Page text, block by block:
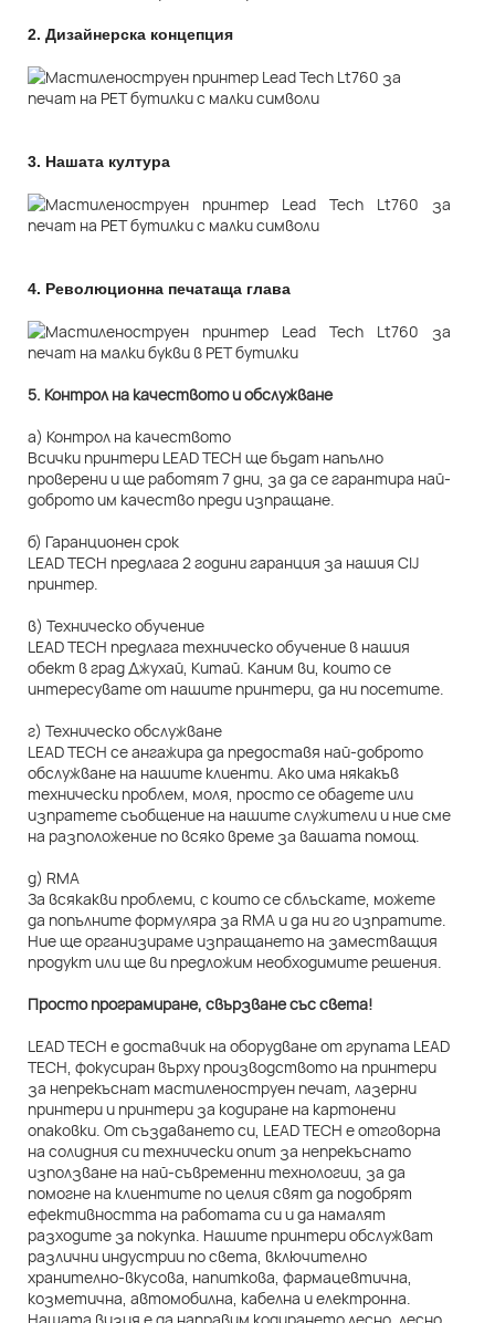
2. Дизайнерска концепция
3. Нашата култура
4. Революционна печатаща глава
5. Контрол на качеството и обслужване
а) Контрол на качеството
Всички принтери LEAD TECH ще бъдат напълно
проверени и ще работят 7 дни, за да се гарантира най-
доброто им качество преди изпращане.
б) Гаранционен срок
LEAD TECH предлага 2 години гаранция за нашия CIJ
принтер.
в) Техническо обучение
LEAD TECH предлага техническо обучение в нашия
обект в град Джухай, Китай. Каним ви, които се
интересувате от нашите принтери, да ни посетите.
г) Техническо обслужване
LEAD TECH се ангажира да предоставя най-доброто
обслужване на нашите клиенти. Ако има някакъв
технически проблем, моля, просто се обадете или
изпратете съобщение на нашите служители и ние сме
на разположение по всяко време за вашата помощ.
д) RMA
За всякакви проблеми, с които се сблъскате, можете
да попълните формуляра за RMA и да ни го изпратите.
Ние ще организираме изпращането на заместващия
продукт или ще ви предложим необходимите решения.
Просто програмиране, свързване със света!
LEAD TECH е доставчик на оборудване от групата LEAD
TECH, фокусиран върху производството на принтери
за непрекъснат мастиленоструен печат, лазерни
принтери и принтери за кодиране на картонени
опаковки. От създаването си, LEAD TECH е отговорна
на солидния си технически опит за непрекъснато
използване на най-съвременни технологии, за да
помогне на клиентите по целия свят да подобрят
ефективността на работата си и да намалят
разходите за покупка. Нашите принтери обслужват
различни индустрии по света, включително
хранително-вкусова, напиткова, фармацевтична,
козметична, автомобилна, кабелна и електронна.